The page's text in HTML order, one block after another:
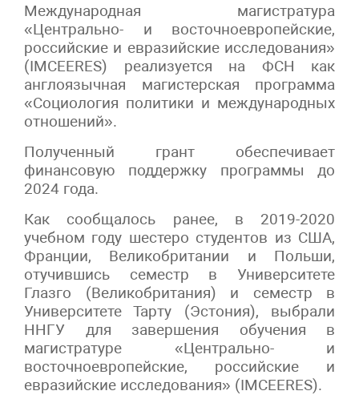
Международная магистратура
«Центрально- и восточноевропейские,
российские и евразийские исследования»
(IMCEERES) реализуется на ФСН как
англоязычная магистерская программа
«Социология политики и международных
отношений».
Полученный грант обеспечивает
финансовую поддержку программы до
2024 года.
Как сообщалось ранее, в 2019-2020
учебном году шестеро студентов из США,
Франции, Великобритании и Польши,
отучившись семестр в Университете
Глазго (Великобритания) и семестр в
Университете Тарту (Эстония), выбрали
ННГУ для завершения обучения в
магистратуре «Центрально- и
восточноевропейские, российские и
евразийские исследования» (IMCEERES).